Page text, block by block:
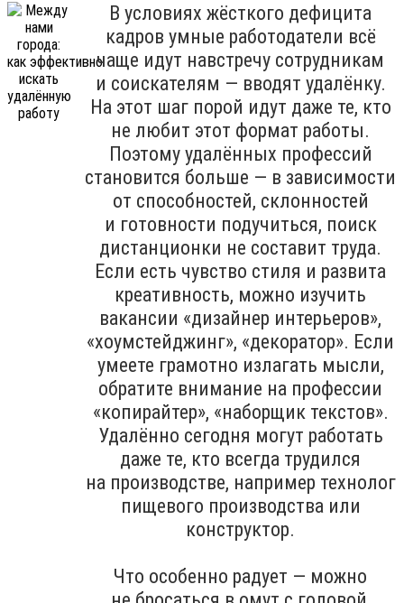
В условиях жёсткого дефицита
кадров умные работодатели всё
чаще идут навстречу сотрудникам
и соискателям — вводят удалёнку.
На этот шаг порой идут даже те, кто
не любит этот формат работы.
Поэтому удалённых профессий
становится больше — в зависимости
от способностей, склонностей
и готовности подучиться, поиск
дистанционки не составит труда.
Если есть чувство стиля и развита
креативность, можно изучить
вакансии «дизайнер интерьеров»,
«хоумстейджинг», «декоратор». Если
умеете грамотно излагать мысли,
обратите внимание на профессии
«копирайтер», «наборщик текстов».
Удалённо сегодня могут работать
даже те, кто всегда трудился
на производстве, например технолог
пищевого производства или
конструктор.
Что особенно радует — можно